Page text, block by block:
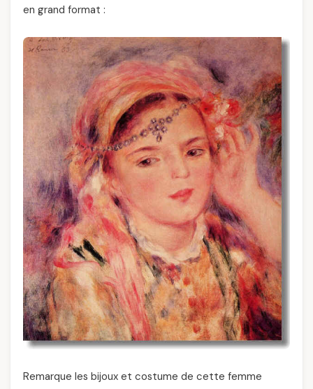
en grand format :
Remarque les bijoux et costume de cette femme